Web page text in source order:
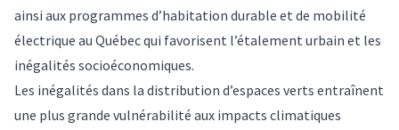
ainsi aux programmes d’habitation durable et de mobilité
électrique au Québec qui favorisent l’étalement urbain et les
inégalités socioéconomiques.
Les inégalités dans la distribution d’espaces verts entraînent
une plus grande vulnérabilité aux impacts climatiques